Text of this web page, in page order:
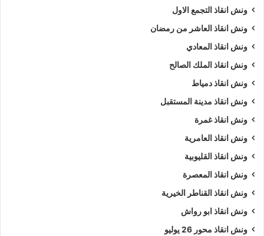
ونش انقاذ التجمع الاول
ونش انقاذ العاشر من رمضان
ونش انقاذ المعادي
ونش انقاذ الملك الصالح
ونش انقاذ دمياط
ونش انقاذ مدينة المستقبل
ونش انقاذ غمرة
ونش انقاذ العامرية
ونش انقاذ القليوبية
ونش انقاذ المعصرة
ونش انقاذ القناطر الخيرية
ونش انقاذ ابو رواش
ونش انقاذ محور 26 يوليو